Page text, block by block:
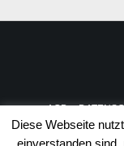
AGB
WIDERRUF
Diese Webseite
einverstanden sind.